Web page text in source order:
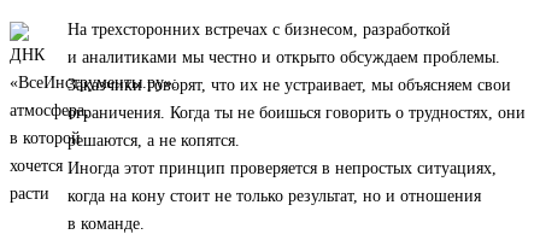
На трехсторонних встречах с бизнесом, разработкой
и аналитиками мы честно и открыто обсуждаем проблемы.
Заказчики говорят, что их не устраивает, мы объясняем свои
ограничения. Когда ты не боишься говорить о трудностях, они
решаются, а не копятся.
Иногда этот принцип проверяется в непростых ситуациях,
когда на кону стоит не только результат, но и отношения
в команде.